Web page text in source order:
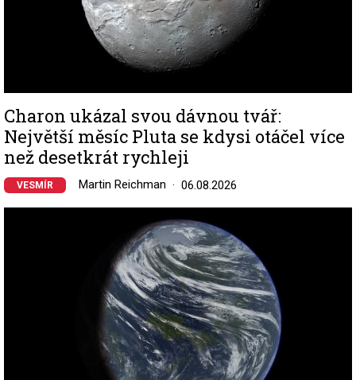
Charon ukázal svou dávnou tvář:
Největší měsíc Pluta se kdysi otáčel více
než desetkrát rychleji
VESMÍR Martin Reichman 06.08.2026